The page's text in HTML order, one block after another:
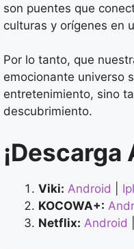
son puentes que
culturas y orígenes en
Por lo tanto, que
emocionante universo
entretenimiento, sino
descubrimiento.
¡Descarga
Viki: Android
KOCOWA+:
Netflix: Android